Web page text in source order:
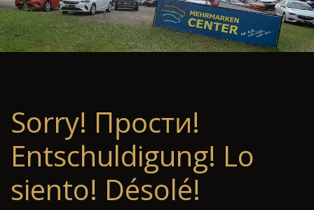
Sorry! Прости!
Entschuldigung! Lo
siento! Désolé!